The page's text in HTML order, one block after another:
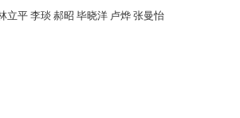
立平 李琰 郝昭 毕晓洋 卢烨 张曼怡